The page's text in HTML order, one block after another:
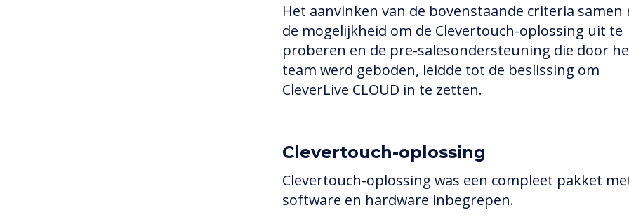
Het aanvinken van de bovenstaande criteria samen
de mogelijkheid om de Clevertouch-oplossing uit te
proberen en de pre-salesondersteuning die door
team werd geboden, leidde tot de beslissing om
CleverLive CLOUD in te zetten.
Clevertouch-oplossing
Clevertouch-oplossing was een compleet pakket
software en hardware inbegrepen.